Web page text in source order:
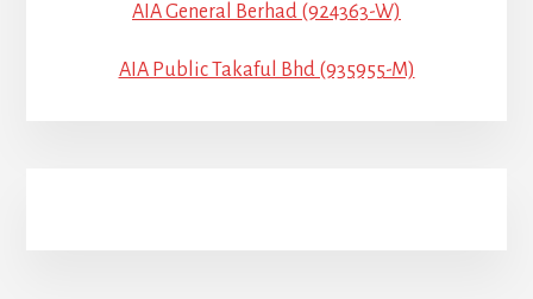
AIA General Berhad (924363-W)
AIA Public Takaful Bhd (935955-M)